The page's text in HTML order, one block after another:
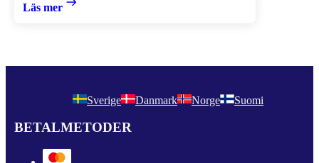
Läs mer
Sverige Danmark Norge Suomi
BETALMETODER